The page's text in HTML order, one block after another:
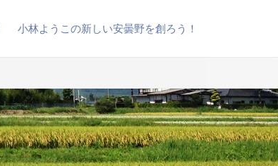
小林ようこの新しい安曇野を創ろう！